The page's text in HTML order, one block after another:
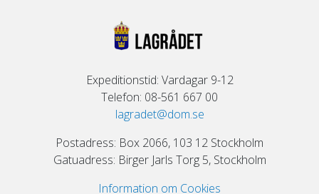
Expeditionstid: Vardagar 9-12
Telefon: 08-561 667 00
lagradet@dom.se
Postadress: Box 2066, 103 12 Stockholm
Gatuadress: Birger Jarls Torg 5, Stockholm
Information om Cookies